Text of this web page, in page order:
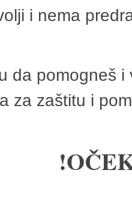
i nema
da pomogneš
za zaštitu i